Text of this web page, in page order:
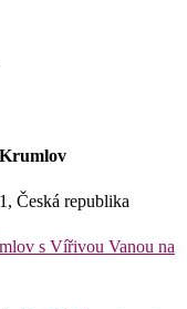
Česká republika